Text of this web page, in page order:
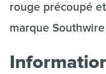
rouge précoupé
marque